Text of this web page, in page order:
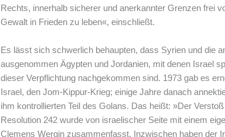
Rechts, innerhalb sicherer und anerkannter Grenzen frei
Gewalt in Frieden zu leben«, einschließt.
Es lässt sich schwerlich behaupten, dass Syrien und die
ausgenommen Ägypten und Jordanien, mit denen Israel
dieser Verpflichtung nachgekommen sind. 1973 gab es
Israel, den Jom-Kippur-Krieg; einige Jahre danach
ihm kontrollierten Teil des Golans. Das heißt: »Der
Resolution 242 wurde von israelischer Seite mit einem
Clemens Wergin zusammenfasst. Inzwischen haben der